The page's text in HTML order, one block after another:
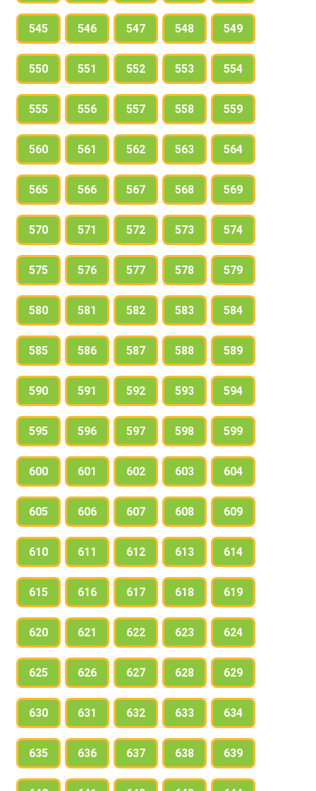
545 546 547 548 549
550 551 552 553 554
555 556 557 558 559
560 561 562 563 564
565 566 567 568 569
570 571 572 573 574
575 576 577 578 579
580 581 582 583 584
585 586 587 588 589
590 591 592 593 594
595 596 597 598 599
600 601 602 603 604
605 606 607 608 609
610 611 612 613 614
615 616 617 618 619
620 621 622 623 624
625 626 627 628 629
630 631 632 633 634
635 636 637 638 639